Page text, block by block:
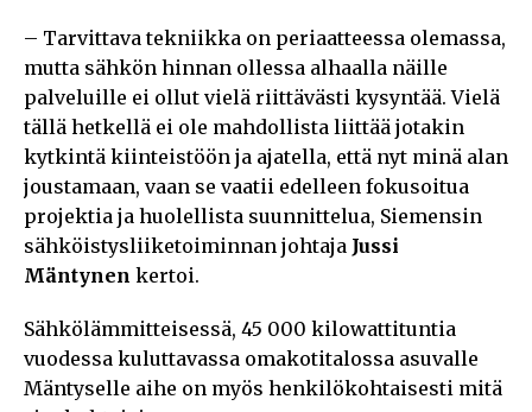
– Tarvittava tekniikka on periaatteessa olemassa,
mutta sähkön hinnan ollessa alhaalla näille
palveluille ei ollut vielä riittävästi kysyntää. Vielä
tällä hetkellä ei ole mahdollista liittää jotakin
kytkintä kiinteistöön ja ajatella, että nyt minä alan
joustamaan, vaan se vaatii edelleen fokusoitua
projektia ja huolellista suunnittelua, Siemensin
sähköistysliiketoiminnan johtaja Jussi
Mäntynen kertoi.
Sähkölämmitteisessä, 45 000 kilowattituntia
vuodessa kuluttavassa omakotitalossa asuvalle
Mäntyselle aihe on myös henkilökohtaisesti mitä